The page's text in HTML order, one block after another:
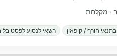
· מקלחת
חורף / קיפאון רשאי לנסוע